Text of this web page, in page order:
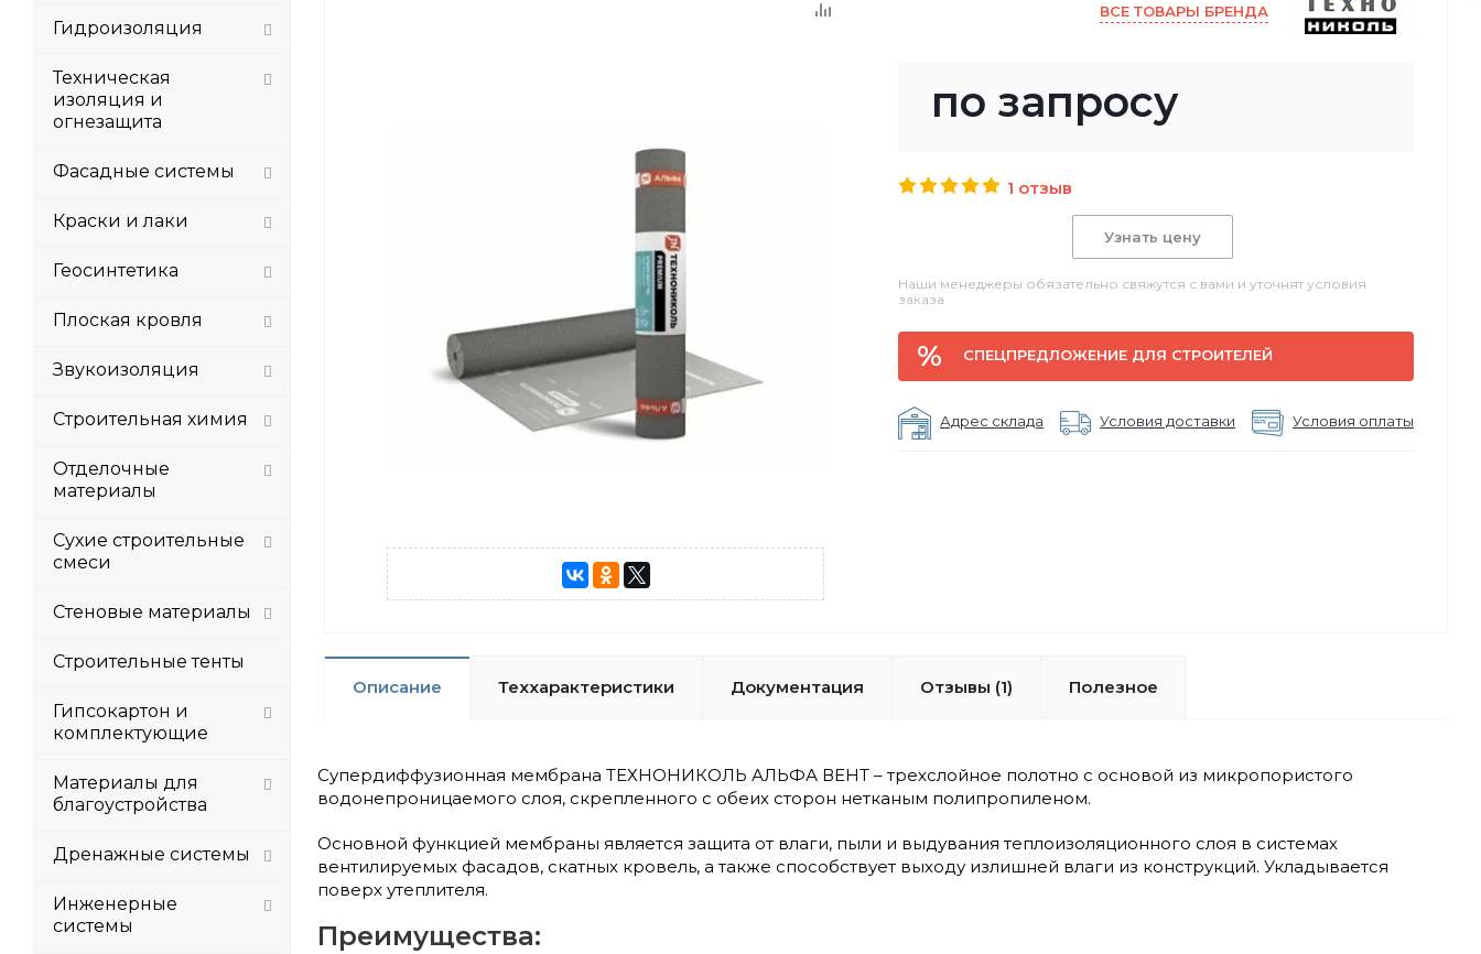
ВСЕ ТОВАРЫ БРЕНДА
по запросу
1 отзыв
Узнать цену
Наши менеджеры обязательно свяжутся с вами и уточнят условия
заказа
СПЕЦПРЕДЛОЖЕНИЕ ДЛЯ СТРОИТЕЛЕЙ
Адрес склада Условия доставки Условия оплаты
Описание Теххарактеристики Документация Отзывы (1) Полезное
Супердиффузионная мембрана ТЕХНОНИКОЛЬ АЛЬФА ВЕНТ – трехслойное полотно с основой из микропористого
водонепроницаемого слоя, скрепленного с обеих сторон нетканым полипропиленом.
Основной функцией мембраны является защита от влаги, пыли и выдувания теплоизоляционного слоя в системах
вентилируемых фасадов, скатных кровель, а также способствует выходу излишней влаги из конструкций. Укладывается
поверх утеплителя.
Преимущества:
Гидроизоляция
Техническая
изоляция и
огнезащита
Фасадные системы
Краски и лаки
Геосинтетика
Плоская кровля
Звукоизоляция
Строительная химия
Отделочные
материалы
Сухие строительные
смеси
Стеновые материалы
Строительные тенты
Гипсокартон и
комплектующие
Материалы для
благоустройства
Дренажные системы
Инженерные
системы